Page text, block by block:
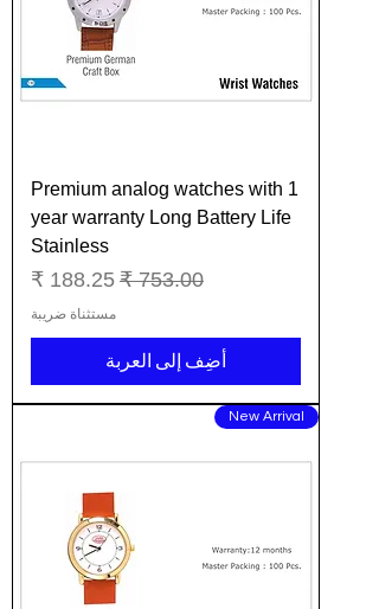
Premium analog watches with 1
year warranty Long Battery Life
Stainless
سعر عاديسعر البيع
مستثناة ضريبة
أضِف إلى العربة
New Arrival